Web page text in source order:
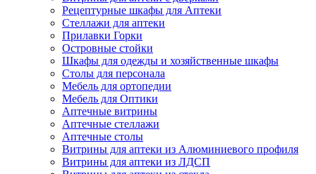
Рецептурные шкафы для Аптеки
Стеллажи для аптеки
Прилавки Горки
Островные стойки
Шкафы для одежды и хозяйственные шкафы
Столы для персонала
Мебель для ортопедии
Мебель для Оптики
Аптечные витрины
Аптечные стеллажи
Аптечные столы
Витрины для аптеки из Алюминиевого профиля
Витрины для аптеки из ЛДСП